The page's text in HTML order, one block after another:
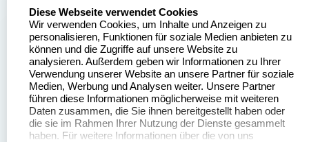
Stempelgestalten.de
Asterlager Straße 97
47228 Duisburg
Deutschland
Über uns
Sitemap
Alle
Stempelinformationen
Diese Webseite verwendet Cookies
Wir verwenden Cookies, um Inhalte und Anzeigen zu
personalisieren, Funktionen für soziale Medien anbieten zu
können und die Zugriffe auf unsere Website zu
analysieren. Außerdem geben wir Informationen zu Ihrer
Verwendung unserer Website an unsere Partner für soziale
Medien, Werbung und Analysen weiter. Unsere Partner
führen diese Informationen möglicherweise mit weiteren
Daten zusammen, die Sie ihnen bereitgestellt haben oder
die sie im Rahmen Ihrer Nutzung der Dienste gesammelt
haben. Für weitere Informationen über die von uns